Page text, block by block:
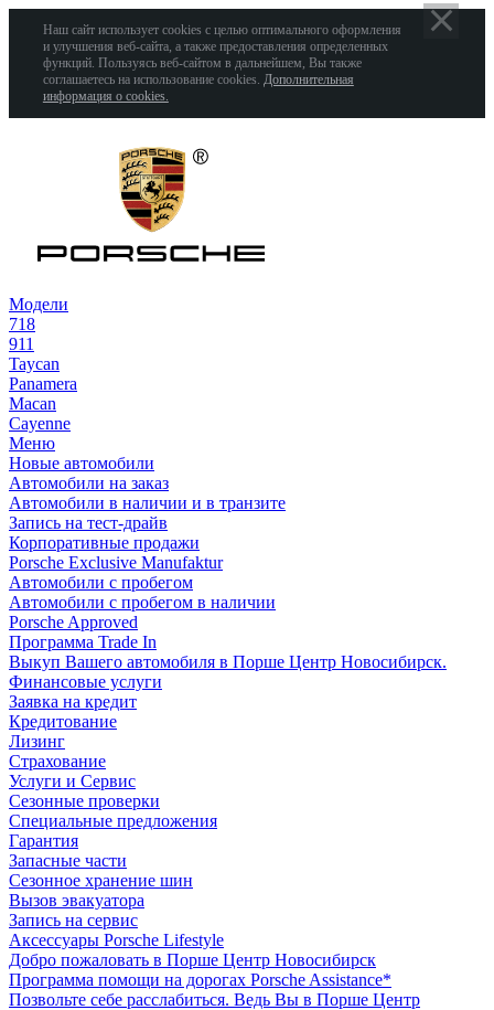
Наш сайт использует cookies с целью оптимального оформления
и улучшения веб-сайта, а также предоставления определенных
функций. Пользуясь веб-сайтом в дальнейшем, Вы также
соглашаетесь на использование cookies. Дополнительная
информация о cookies.
Модели
718
911
Taycan
Panamera
Macan
Cayenne
Меню
Новые автомобили
Автомобили на заказ
Автомобили в наличии и в транзите
Запись на тест-драйв
Корпоративные продажи
Porsche Exclusive Manufaktur
Автомобили с пробегом
Автомобили с пробегом в наличии
Porsche Approved
Программа Trade In
Выкуп Вашего автомобиля в Порше Центр Новосибирск.
Финансовые услуги
Заявка на кредит
Кредитование
Лизинг
Страхование
Услуги и Сервис
Сезонные проверки
Специальные предложения
Гарантия
Запасные части
Сезонное хранение шин
Вызов эвакуатора
Запись на сервис
Аксессуары Porsche Lifestyle
Добро пожаловать в Порше Центр Новосибирск
Программа помощи на дорогах Porsche Assistance*
Позвольте себе расслабиться. Ведь Вы в Порше Центр